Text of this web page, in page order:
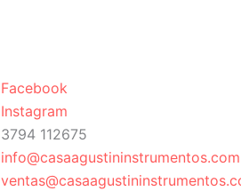
Facebook
Instagram
3794 112675
info@casaagustininstrumentos.com